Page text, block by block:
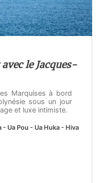
le Jacques-
Marquises à bord
sous un jour
et luxe intimiste.
Ua Pou - Ua Huka - Hiva